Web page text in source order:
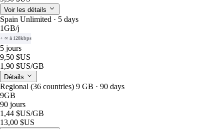
Voir les détails
Spain Unlimited · 5 days
1GB/j
+ ∞ à 128kbps
5 jours
9,50 $US
1,90 $US/GB
Détails
Regional (36 countries) 9 GB · 90 days
9GB
90 jours
1,44 $US/GB
13,00 $US